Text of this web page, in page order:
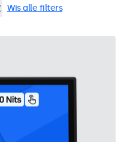
Wis alle filters